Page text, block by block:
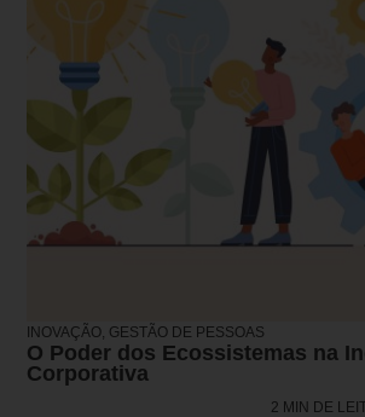
INOVAÇÃO GESTÃO DE PESSOAS
O Poder dos Ecossistemas na
Corporativa
2 MIN DE